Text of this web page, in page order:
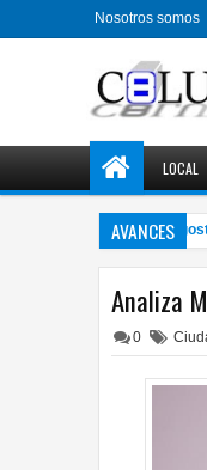
Nosotros somos
LOCAL
AVANCES
de cine gratuito en agosto
Analiza
0